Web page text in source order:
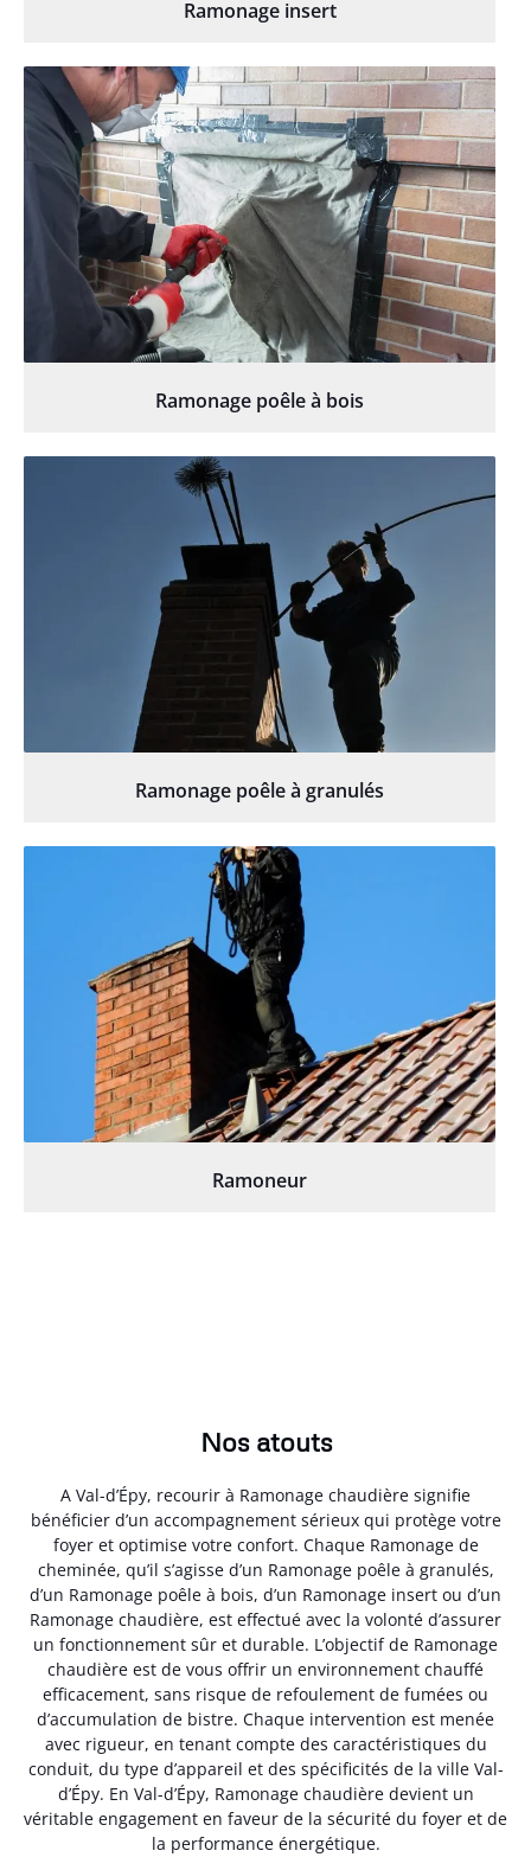
Ramonage insert
Ramonage poêle à bois
Ramonage poêle à granulés
Ramoneur
Nos atouts
A Val-d’Épy, recourir à Ramonage chaudière signifie
bénéficier d’un accompagnement sérieux qui protège votre
foyer et optimise votre confort. Chaque Ramonage de
cheminée, qu’il s’agisse d’un Ramonage poêle à granulés,
d’un Ramonage poêle à bois, d’un Ramonage insert ou d’un
Ramonage chaudière, est effectué avec la volonté d’assurer
un fonctionnement sûr et durable. L’objectif de Ramonage
chaudière est de vous offrir un environnement chauffé
efficacement, sans risque de refoulement de fumées ou
d’accumulation de bistre. Chaque intervention est menée
avec rigueur, en tenant compte des caractéristiques du
conduit, du type d’appareil et des spécificités de la ville Val-
d’Épy. En Val-d’Épy, Ramonage chaudière devient un
véritable engagement en faveur de la sécurité du foyer et de
la performance énergétique.